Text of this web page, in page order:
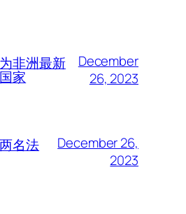
非洲最新
家
December
26, 2023
名法
December 26,
2023